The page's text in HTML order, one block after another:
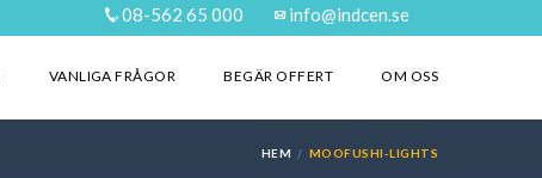
08-562 65 000 info@indcen.se
VANLIGA FRÅGOR BEGÄR OFFERT OM OSS
HEM MOOFUSHI-LIGHTS